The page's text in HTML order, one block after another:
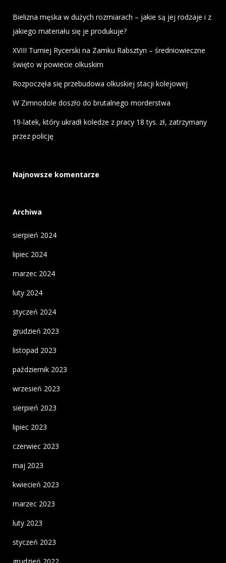
Bielizna męska w dużych rozmiarach – jakie są jej rodzaje i z
jakiego materiału się je produkuje?
XVIII Turniej Rycerski na Zamku Rabsztyn – średniowieczne
święto w powiecie olkuskim
Rozpoczęła się przebudowa olkuskiej stacji kolejowej
W Zimnodole doszło do brutalnego morderstwa
19-latek, który ukradł koledze z pracy 18 tys. zł, zatrzymany
przez policję
Najnowsze komentarze
Archiwa
sierpień 2024
lipiec 2024
marzec 2024
luty 2024
styczeń 2024
grudzień 2023
listopad 2023
październik 2023
wrzesień 2023
sierpień 2023
lipiec 2023
czerwiec 2023
maj 2023
kwiecień 2023
marzec 2023
luty 2023
styczeń 2023